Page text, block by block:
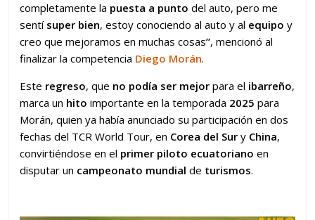
completamente la puesta a punto del auto, pero me
sentí super bien, estoy conociendo al auto y al equipo y
creo que mejoramos en muchas cosas”, mencionó al
finalizar la competencia Diego Morán.
Este regreso, que no podía ser mejor para el ibarreño,
marca un hito importante en la temporada 2025 para
Morán, quien ya había anunciado su participación en dos
fechas del TCR World Tour, en Corea del Sur y China,
convirtiéndose en el primer piloto ecuatoriano en
disputar un campeonato mundial de turismos.